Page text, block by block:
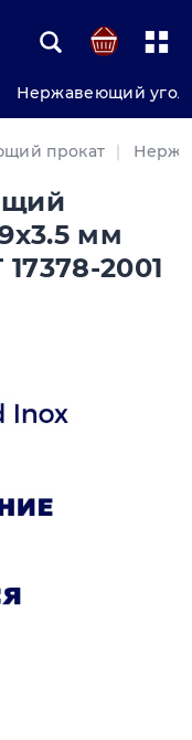
Нержавеющий
прокат
мм
2001